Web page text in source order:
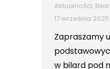
Aktualności,
17 września 2025
Zapraszamy
w bilard pod